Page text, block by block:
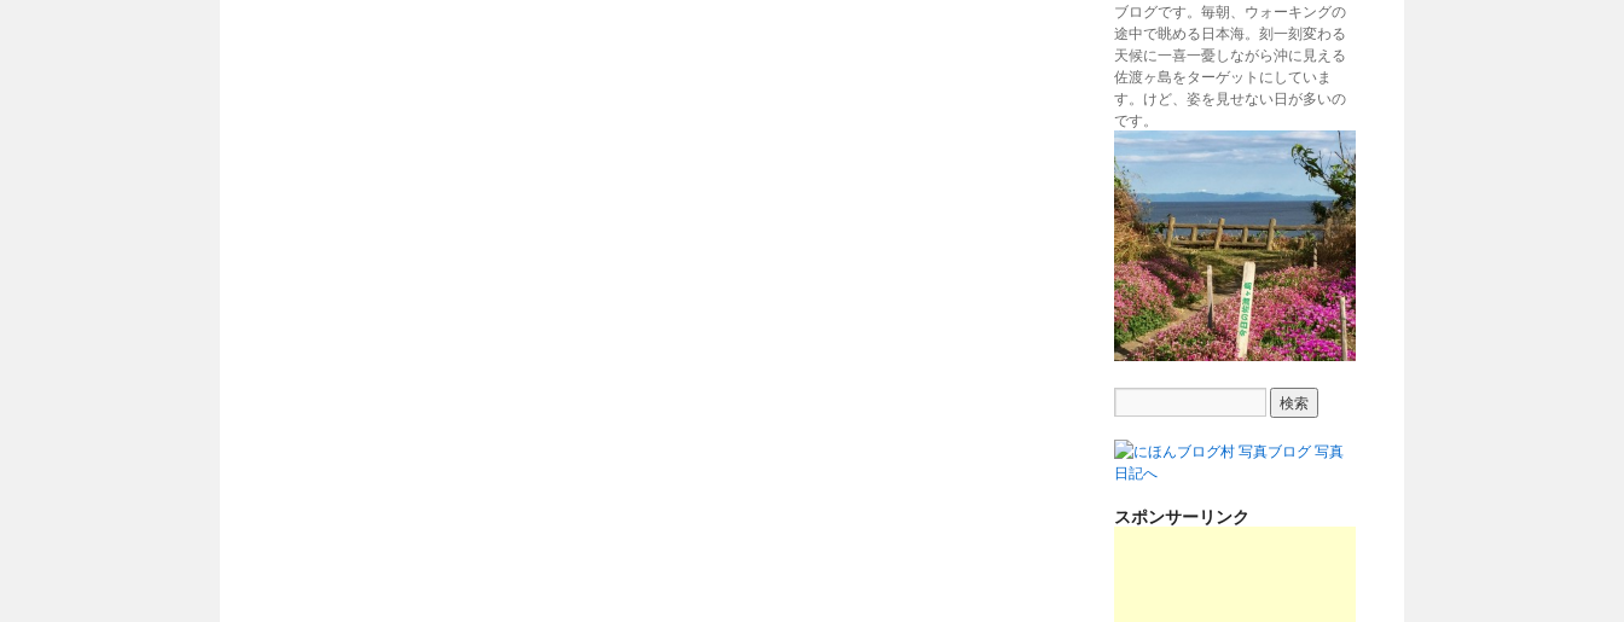
ブログです。毎朝、ウォーキングの
途中で眺める日本海。刻一刻変わる
天候に一喜一憂しながら沖に見える
佐渡ヶ島をターゲットにしていま
す。けど、姿を見せない日が多いの
です。
スポンサーリンク